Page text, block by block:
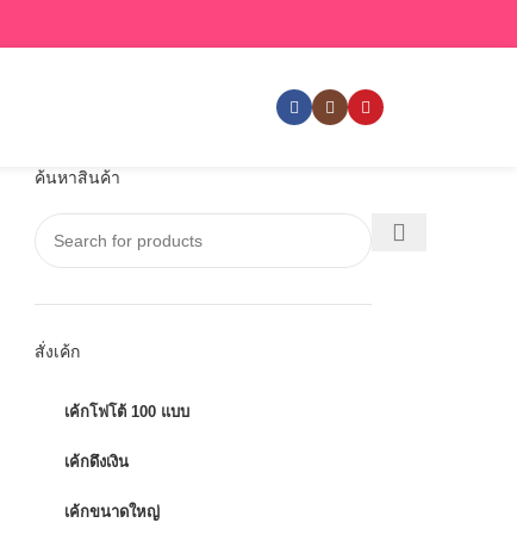
ค้นหาสินค้า
สั่งเค้ก
เค้กโฟโต้ 100 แบบ
เค้กดึงเงิน
เค้กขนาดใหญ่